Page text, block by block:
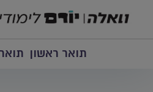
תואר ראשון